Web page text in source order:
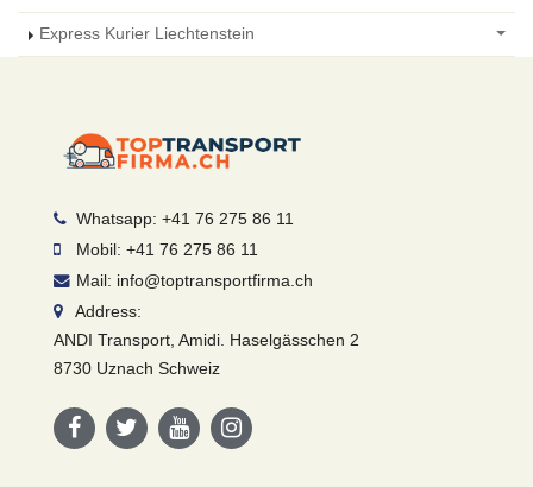
Express Kurier Liechtenstein
Whatsapp: +41 76 275 86 11
Mobil: +41 76 275 86 11
Mail: info@toptransportfirma.ch
Address:
ANDI Transport, Amidi. Haselgässchen 2
8730 Uznach Schweiz